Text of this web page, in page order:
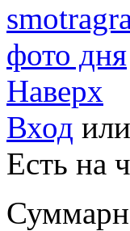
фото дня
Наверх
Вход или
Есть на